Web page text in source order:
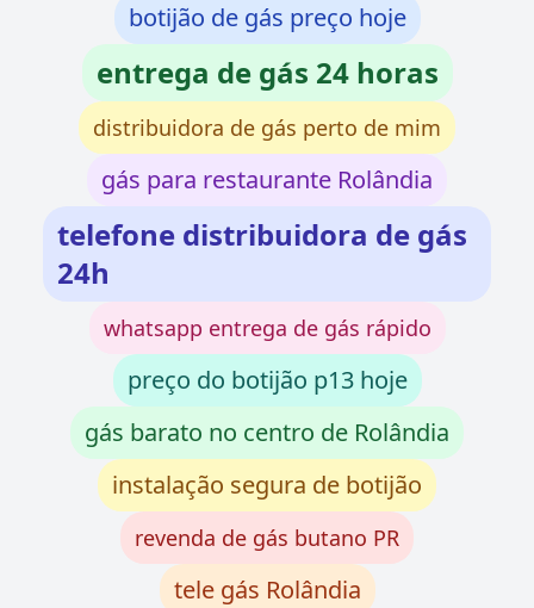
botijão de gás preço hoje
entrega de gás 24 horas
distribuidora de gás perto de mim
gás para restaurante Rolândia
telefone distribuidora de gás
24h
whatsapp entrega de gás rápido
preço do botijão p13 hoje
gás barato no centro de Rolândia
instalação segura de botijão
revenda de gás butano PR
tele gás Rolândia